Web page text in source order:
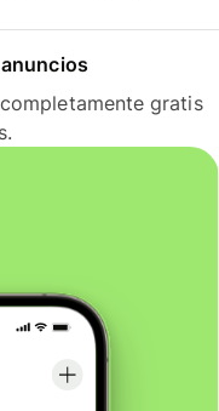
gratis